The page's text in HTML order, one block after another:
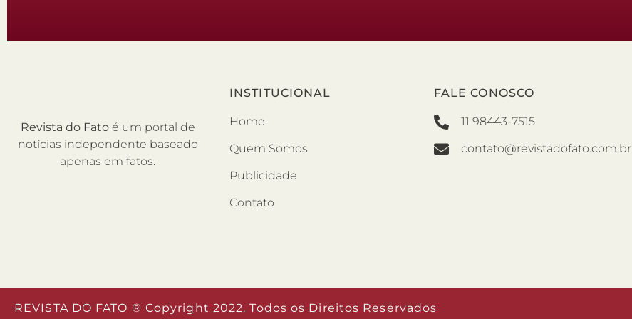
Revista do Fato é um portal de
notícias independente baseado
apenas em fatos.
INSTITUCIONAL
Home
Quem Somos
Publicidade
Contato
FALE CONOSCO
11 98443-7515
contato@revistadofato.com.br
REVISTA DO FATO ® Copyright 2022. Todos os Direitos Reservados